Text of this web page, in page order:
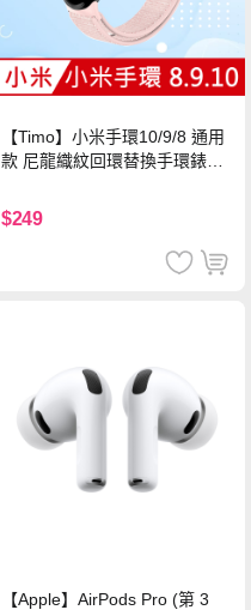
【Timo】小米手環10/9/8 通用
款 尼龍織紋回環替換手環錶帶-
$249
【Apple】AirPods Pro (第 3